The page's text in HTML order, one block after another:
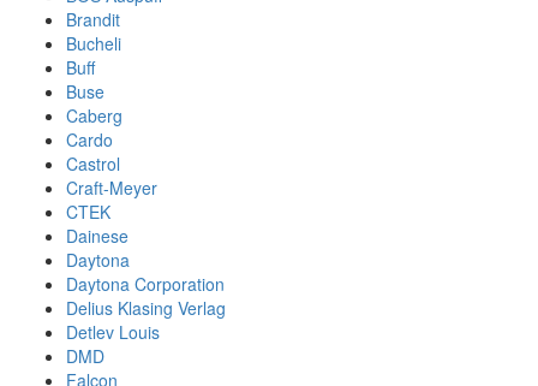
Brandit
Bucheli
Buff
Buse
Caberg
Cardo
Castrol
Craft-Meyer
CTEK
Dainese
Daytona
Daytona Corporation
Delius Klasing Verlag
Detlev Louis
DMD
Falcon